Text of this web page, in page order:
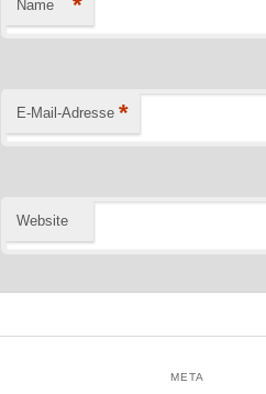
Name
E-Mail-Adresse *
Website
META